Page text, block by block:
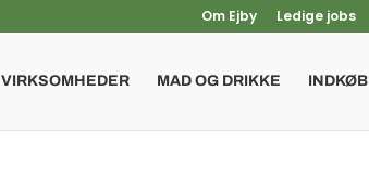
Om Ejby Ledige jobs
VIRKSOMHEDER MAD OG DRIKKE INDKØB